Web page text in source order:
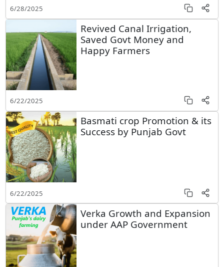
6/28/2025
Revived Canal Irrigation,
Saved Govt Money and
Happy Farmers
6/22/2025
Basmati crop Promotion & its
Success by Punjab Govt
6/22/2025
Verka Growth and Expansion
under AAP Government